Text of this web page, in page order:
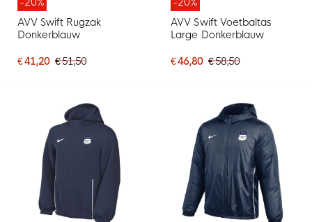
AVV Swift Rugzak
Donkerblauw
€ 41,20 € 51,50
AVV Swift Voetbaltas
Large Donkerblauw
€ 46,80 € 58,50